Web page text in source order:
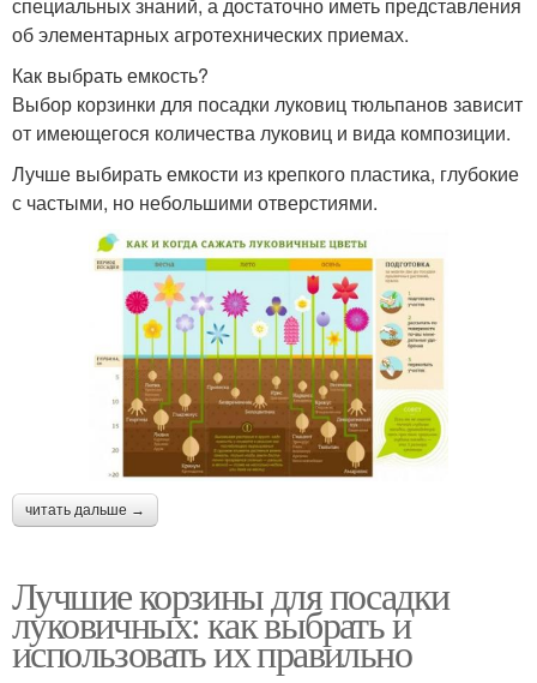
об элементарных агротехнических приемах.
Как выбрать емкость?
Выбор корзинки для посадки луковиц тюльпанов зависит
от имеющегося количества луковиц и вида композиции.
Лучше выбирать емкости из крепкого пластика, глубокие
с частыми, но небольшими отверстиями.
читать дальше →
Лучшие корзины для посадки
луковичных: как выбрать и
использовать их правильно